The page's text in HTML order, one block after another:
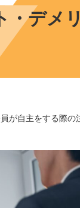
・デメ
が自主をする際の